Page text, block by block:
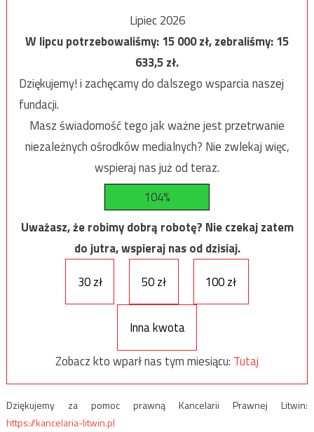
Lipiec 2026
W lipcu potrzebowaliśmy:15 000zł, zebraliśmy:15
633,5zł.
Dziękujemy! i zachęcamy do dalszego wsparcia naszej
fundacji.
Masz świadomość tego jak ważne jest przetrwanie
niezależnych ośrodków medialnych? Nie zwlekaj więc,
wspieraj nas już od teraz.
104%
Uważasz, że robimy dobrą robotę? Nie czekaj zatem
do jutra, wspieraj nas od dzisiaj.
30 zł
50 zł 100 zł
Inna kwota
Zobacz kto wparł nas tym miesiącu: Tutaj
Dziękujemy za pomoc prawną Kancelarii Prawnej Litwin:
https://kancelaria-litwin.pl